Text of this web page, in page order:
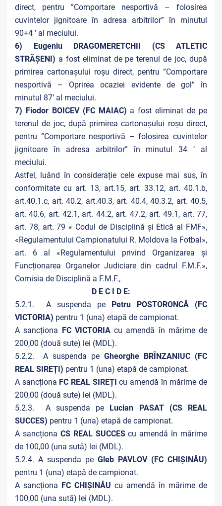
direct, pentru ”Comportare nesportivă – folosirea
cuvintelor jignitoare în adresa arbitrilor” în minutul
90+4 ’ al meciului.
6) Eugeniu DRAGOMERETCHII (CS ATLETIC
STRĂȘENI) a fost eliminat de pe terenul de joc, după
primirea cartonașului roșu direct, pentru ”Comportare
nesportivă – Oprirea ocaziei evidente de gol” în
minutul 87’ al meciului.
7) Fiodor BOICEV (FC MAIAC) a fost eliminat de pe
terenul de joc, după primirea cartonașului roșu direct,
pentru ”Comportare nesportivă – folosirea cuvintelor
jignitoare în adresa arbitrilor” în minutul 34 ’ al
meciului.
Astfel, luând în considerație cele expuse mai sus, în
conformitate cu art. 13, art.15, art. 33.12, art. 40.1.b,
art.40.1.c, art. 40.2, art.40.3, art. 40.4, 40.3.2, art. 40.5,
art. 40.6, art. 42.1, art. 44.2, art. 47.2, art. 49.1, art. 77,
art. 78, art. 79 « Codul de Disciplină și Etică al FMF»,
«Regulamentului Campionatului R. Moldova la Fotbal»,
art. 6 al «Regulamentului privind Organizarea și
Funcționarea Organelor Judiciare din cadrul F.M.F.»,
Comisia de Disciplină a F.M.F.,
D E C I D E:
5.2.1. A suspenda pe Petru POSTORONCĂ (FC
VICTORIA) pentru 1 (una) etapă de campionat.
A sancționa FC VICTORIAcu amendă în mărime de
200,00 (două sute) lei (MDL).
5.2.2. A suspenda pe Gheorghe BRÎNZANIUC (FC
REAL SIREȚI) pentru 1 (una) etapă de campionat.
A sancționa FC REAL SIREȚI cu amendă în mărime de
200,00 (două sute) lei (MDL).
5.2.3. A suspenda pe Lucian PASAT (CS REAL
SUCCES) pentru 1 (una) etapă de campionat.
A sancționa CS REAL SUCCEScu amendă în mărime
de 100,00 (una sută) lei (MDL).
5.2.4. A suspenda pe Gleb PAVLOV (FC CHIȘINĂU)
pentru 1 (una) etapă de campionat.
A sancționa FC CHIȘINĂU cu amendă în mărime de
100,00 (una sută) lei (MDL).